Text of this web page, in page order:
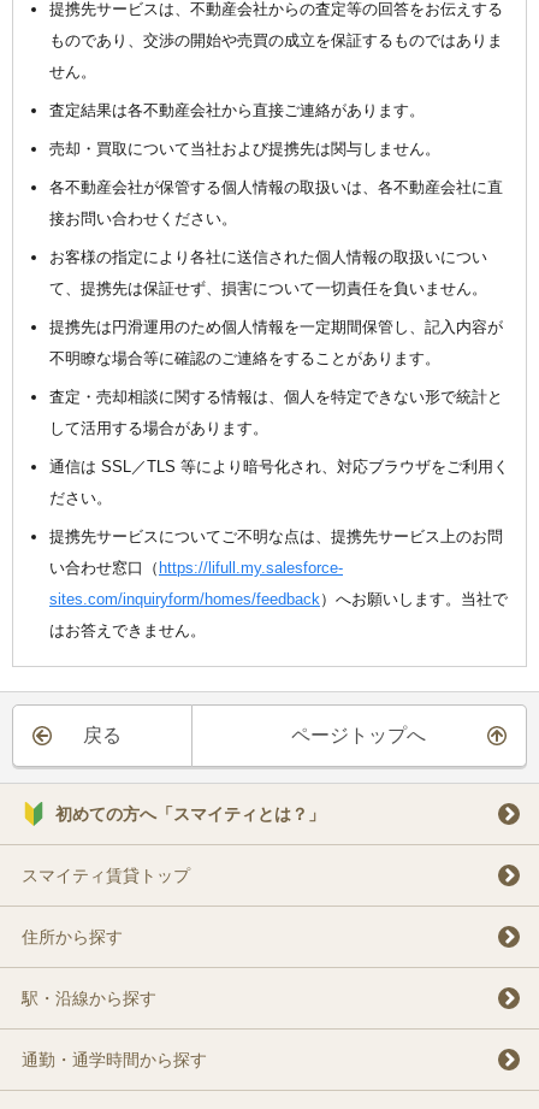
提携先サービスは、不動産会社からの査定等の回答をお伝えする
ものであり、交渉の開始や売買の成立を保証するものではありま
せん。
査定結果は各不動産会社から直接ご連絡があります。
売却・買取について当社および提携先は関与しません。
各不動産会社が保管する個人情報の取扱いは、各不動産会社に直
接お問い合わせください。
お客様の指定により各社に送信された個人情報の取扱いについ
て、提携先は保証せず、損害について一切責任を負いません。
提携先は円滑運用のため個人情報を一定期間保管し、記入内容が
不明瞭な場合等に確認のご連絡をすることがあります。
査定・売却相談に関する情報は、個人を特定できない形で統計と
して活用する場合があります。
通信は SSL／TLS 等により暗号化され、対応ブラウザをご利用く
ださい。
提携先サービスについてご不明な点は、提携先サービス上のお問
い合わせ窓口（ https://lifull.my.salesforce-
sites.com/inquiryform/homes/feedback ）へお願いします。当社で
はお答えできません。
戻る ページトップへ
初めての方へ「スマイティとは？」
スマイティ賃貸トップ
住所から探す
駅・沿線から探す
通勤・通学時間から探す